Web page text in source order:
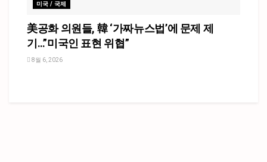
미국 / 국제
美공화 의원들, 韓 ‘가짜뉴스법’에 문제 제
기…”미국인 표현 위협”
8월 6, 2026